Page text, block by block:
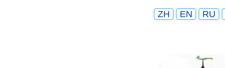
ZH EN RU